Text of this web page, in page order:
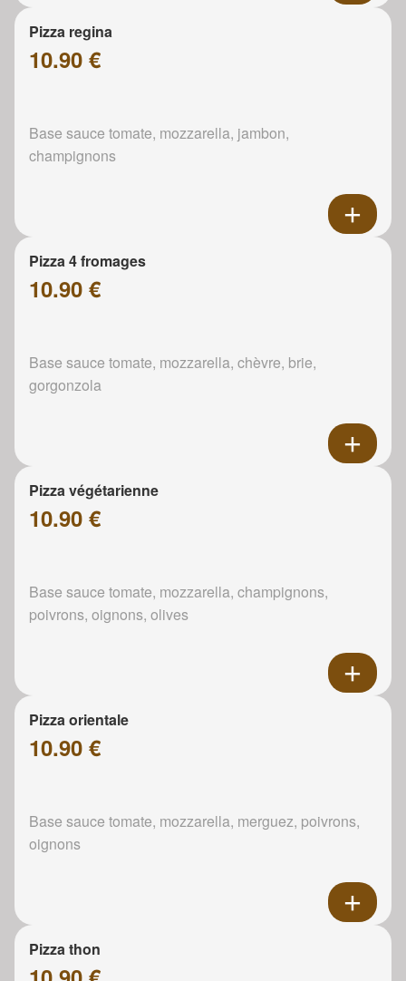
Pizza regina
10.90 €
Base sauce tomate, mozzarella, jambon,
champignons
Pizza 4 fromages
10.90 €
Base sauce tomate, mozzarella, chèvre, brie,
gorgonzola
Pizza végétarienne
10.90 €
Base sauce tomate, mozzarella, champignons,
poivrons, oignons, olives
Pizza orientale
10.90 €
Base sauce tomate, mozzarella, merguez, poivrons,
oignons
Pizza thon